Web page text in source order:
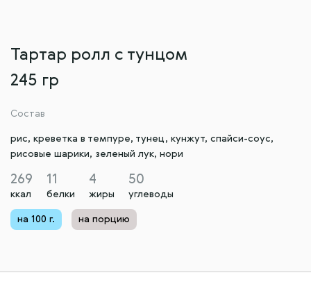
Тартар ролл с тунцом
245 гр
Состав
рис, креветка в темпуре, тунец, кунжут, спайси-соус,
рисовые шарики, зеленый лук, нори
269
ккал
11
белки
4
жиры
50
углеводы
на 100 г. на порцию